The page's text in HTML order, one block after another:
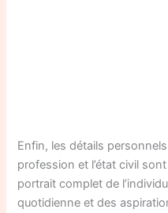
Enfin, les détails
profession et l’état civil
portrait complet de
quotidienne et des